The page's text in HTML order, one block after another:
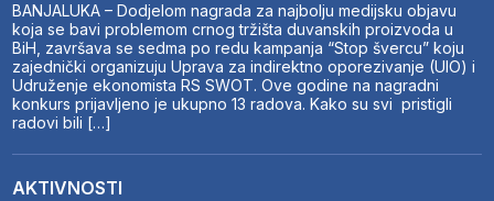
BANJALUKA – Dodjelom nagrada za najbolju medijsku objavu
koja se bavi problemom crnog tržišta duvanskih proizvoda u
BiH, završava se sedma po redu kampanja “Stop švercu” koju
zajednički organizuju Uprava za indirektno oporezivanje (UIO) i
Udruženje ekonomista RS SWOT. Ove godine na nagradni
konkurs prijavljeno je ukupno 13 radova. Kako su svi pristigli
radovi bili […]
AKTIVNOSTI